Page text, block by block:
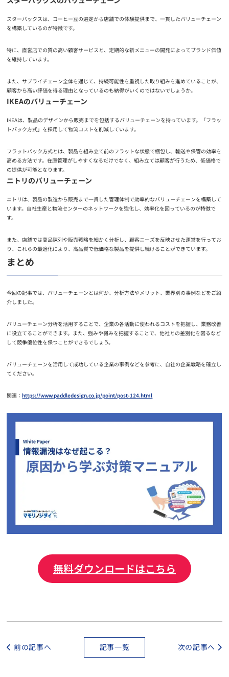
スターバックスは、コーヒー豆の選定から店舗での体験提供まで、一貫したバリューチェーン
を構築しているのが特徴です。
特に、直営店での質の高い顧客サービスと、定期的な新メニューの開発によってブランド価値
を維持しています。
また、サプライチェーン全体を通じて、持続可能性を重視した取り組みを進めていることが、
顧客から高い評価を得る理由となっているのも納得がいくのではないでしょうか。
IKEAのバリューチェーン
IKEAは、製品のデザインから販売までを包括するバリューチェーンを持っています。「フラッ
トパック方式」を採用して物流コストを削減しています。
フラットパック方式とは、製品を組み立て前のフラットな状態で梱包し、輸送や保管の効率を
高める方法です。在庫管理がしやすくなるだけでなく、組み立ては顧客が行うため、低価格で
の提供が可能となります。
ニトリのバリューチェーン
ニトリは、製品の製造から販売まで一貫した管理体制で効率的なバリューチェーンを構築して
います。自社生産と物流センターのネットワークを強化し、効率化を図っているのが特徴で
す。
また、店舗では商品陳列や販売戦略を細かく分析し、顧客ニーズを反映させた運営を行ってお
り、これらの最適化により、高品質で低価格な製品を提供し続けることができています。
まとめ
今回の記事では、バリューチェーンとは何か、分析方法やメリット、業界別の事例などをご紹
介しました。
バリューチェーン分析を活用することで、企業の各活動に使われるコストを把握し、業務改善
に役立てることができます。また、強みや弱みを把握することで、他社との差別化を図るなど
して競争優位性を保つことができるでしょう。
バリューチェーンを活用して成功している企業の事例などを参考に、自社の企業戦略を確立し
てください。
関連：https://www.paddledesign.co.jp/point/post-124.html
無料ダウンロードはこちら
前の記事へ 記事一覧 次の記事へ